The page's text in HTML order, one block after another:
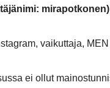
mirapotkonen)
vaikuttaja,
ei ollut